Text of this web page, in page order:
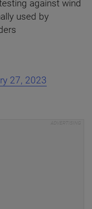
against wind
used by
27, 2023